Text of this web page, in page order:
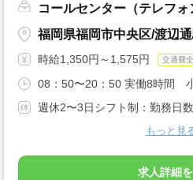
コールセンター（テレフォ
福岡県福岡市中央区/渡辺通
時給1,350円～1,575円 交通費
08：50〜20：50 実働8時間
週休2〜3日シフト制：勤務日
もっと見
求人詳細